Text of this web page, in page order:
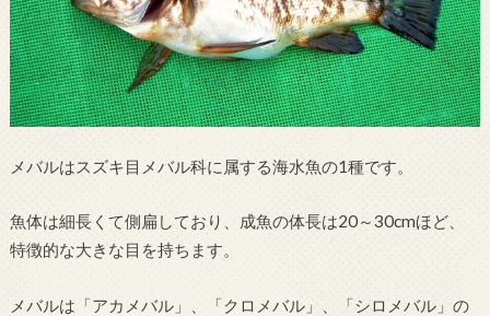
メバルはスズキ目メバル科に属する海水魚の1種です。
魚体は細長くて側扁しており、成魚の体長は20～30cmほど、
特徴的な大きな目を持ちます。
メバルは「アカメバル」、「クロメバル」、「シロメバル」の